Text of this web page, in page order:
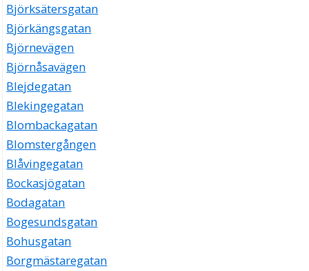
Björksätersgatan
Björkängsgatan
Björnevägen
Björnåsavägen
Blejdegatan
Blekingegatan
Blombackagatan
Blomstergången
Blåvingegatan
Bockasjögatan
Bodagatan
Bogesundsgatan
Bohusgatan
Borgmästaregatan